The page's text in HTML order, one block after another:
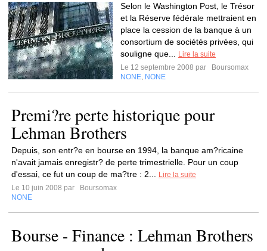
Selon le Washington Post, le Trésor
et la Réserve fédérale mettraient en
place la cession de la banque à un
consortium de sociétés privées, qui
souligne que...
Lire la suite
Le 12 septembre 2008 par
Boursomax
NONE NONE
Premi?re perte historique pour
Lehman Brothers
Depuis, son entr?e en bourse en 1994, la banque am?ricaine
n'avait jamais enregistr? de perte trimestrielle. Pour un coup
d'essai, ce fut un coup de ma?tre : 2...
Lire la suite
Le 10 juin 2008 par
Boursomax
NONE
Bourse - Finance : Lehman Brothers